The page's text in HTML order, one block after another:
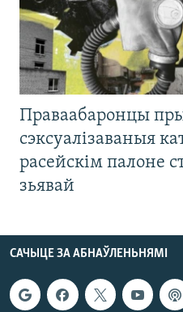
Праваабаронцы
сэксуалізаваныя
расейскім палоне
зьявай
САЧЫЦЕ ЗА АБНАЎЛЕНЬНЯМІ